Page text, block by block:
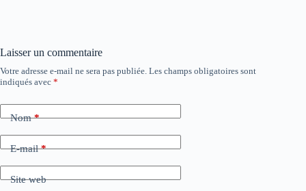
Laisser un commentaire
Votre adresse e-mail ne sera pas publiée. Les champs obligatoires sont
indiqués avec *
Nom*
E-mail*
Site web